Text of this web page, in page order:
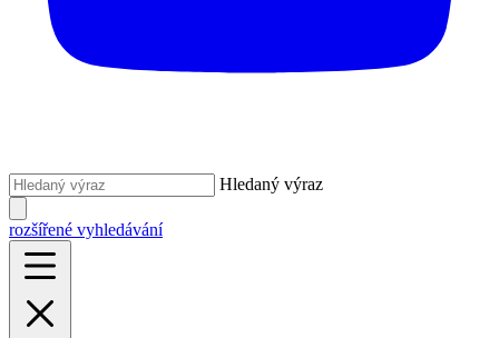
Hledaný výraz
rozšířené vyhledávání